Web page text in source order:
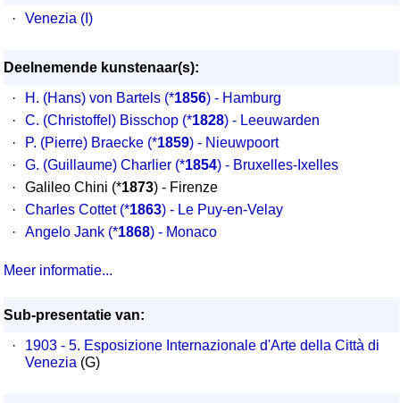
·
Venezia (I)
Deelnemende kunstenaar(s):
·
H. (Hans) von Bartels (*1856) - Hamburg
·
C. (Christoffel) Bisschop (*1828) - Leeuwarden
·
P. (Pierre) Braecke (*1859) - Nieuwpoort
·
G. (Guillaume) Charlier (*1854) - Bruxelles-Ixelles
·
Galileo Chini (*1873) - Firenze
·
Charles Cottet (*1863) - Le Puy-en-Velay
·
Angelo Jank (*1868) - Monaco
Meer informatie...
Sub-presentatie van:
·
1903 - 5. Esposizione Internazionale d'Arte della Città di
Venezia (G)